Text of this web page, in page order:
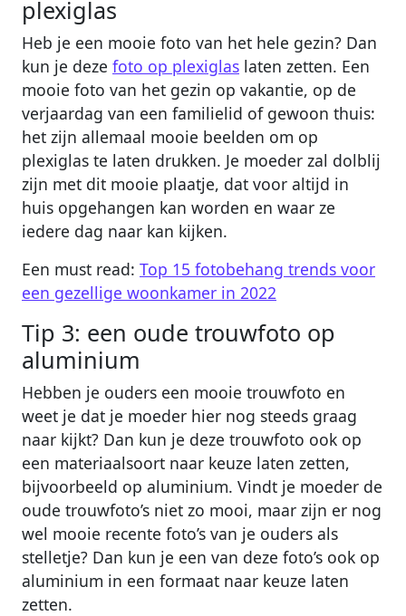
plexiglas
Heb je een mooie foto van het hele gezin? Dan
kun je deze foto op plexiglas laten zetten. Een
mooie foto van het gezin op vakantie, op de
verjaardag van een familielid of gewoon thuis:
het zijn allemaal mooie beelden om op
plexiglas te laten drukken. Je moeder zal dolblij
zijn met dit mooie plaatje, dat voor altijd in
huis opgehangen kan worden en waar ze
iedere dag naar kan kijken.
Een must read: Top 15 fotobehang trends voor
een gezellige woonkamer in 2022
Tip 3: een oude trouwfoto op
aluminium
Hebben je ouders een mooie trouwfoto en
weet je dat je moeder hier nog steeds graag
naar kijkt? Dan kun je deze trouwfoto ook op
een materiaalsoort naar keuze laten zetten,
bijvoorbeeld op aluminium. Vindt je moeder de
oude trouwfoto’s niet zo mooi, maar zijn er nog
wel mooie recente foto’s van je ouders als
stelletje? Dan kun je een van deze foto’s ook op
aluminium in een formaat naar keuze laten
zetten.